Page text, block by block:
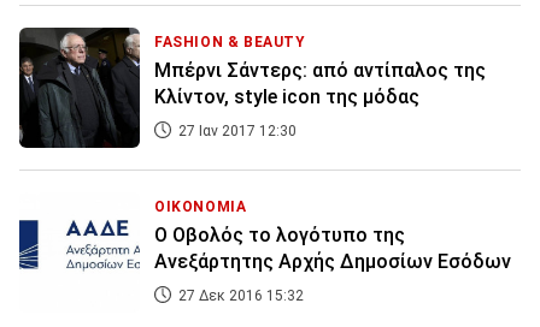
FASHION & BEAUTY
Mπέρνι Σάντερς: από αντίπαλος της
Κλίντον, style icon της μόδας
27 Ιαν 2017 12:30
ΟΙΚΟΝΟΜΙΑ
Ο Οβολός το λογότυπο της
Ανεξάρτητης Αρχής Δημοσίων Εσόδων
27 Δεκ 2016 15:32